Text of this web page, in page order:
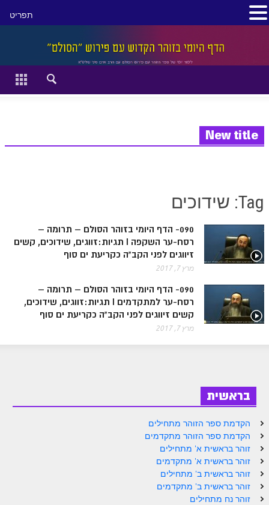
סגור
זוהר מתקדמים
הקדמת ספר הזוהר מתקדמים
ספר הזוהר בראשית
ספר הזוהר בראשית א' מתחילים
ספר הזוהר בראשית א' מתקדמים
ספר הזוהר בראשית ב' מתחילים
ספר הזוהר בראשית ב' מתקדמים
ספר הזוהר לך לך מתחילים
ספר הזוהר לך לך מתקדמים
ספר הזוהר וירא מתחילים
ספר הזוהר וירא מתקדמים
ספר הזוהר חיי שרה מתחילים
ספר הזוהר חיי שרה מתקדמים
New title
Tag: שידוכים
090- הדף היומי בזוהר הסולם – תרומה –
רסח-ער השקפה I תגיות:זווגים, שידוכים, קשים
זיווגים לפני הקב"ה כקריעת ים סוף
מרץ 7, 2017
090- הדף היומי בזוהר הסולם – תרומה –
רסח-ער למתקדמים I תגיות:זווגים, שידוכים,
קשים זיווגים לפני הקב"ה כקריעת ים סוף
מרץ 7, 2017
בראשית
הקדמת ספר הזוהר מתחילים
הקדמת ספר הזוהר מתקדמים
זוהר בראשית א' מתחילים
זוהר בראשית א' מתקדמים
זוהר בראשית ב' מתחילים
זוהר בראשית ב' מתקדמים
זוהר נח מתחילים
תפריט